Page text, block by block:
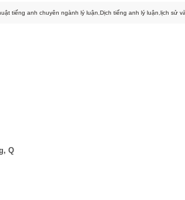
tiếng anh chuyên ngành lý luận Dịch tiếng anh lý luận lịch sử
Q